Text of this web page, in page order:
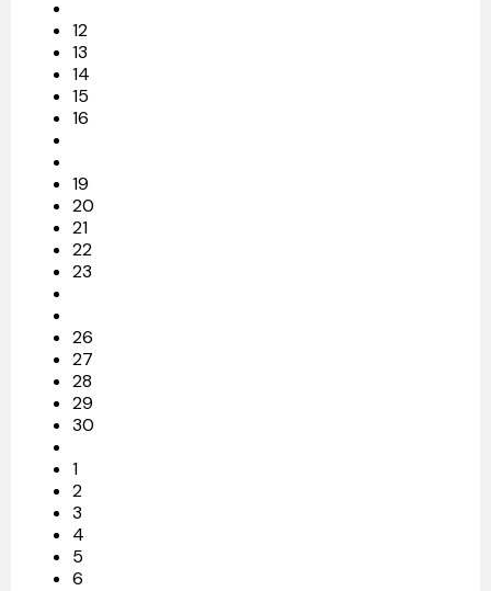
12
13
14
15
16
19
20
21
22
23
26
27
28
29
30
1
2
3
4
5
6